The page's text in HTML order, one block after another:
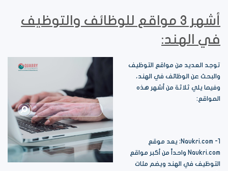
أشهر 3 مواقع للوظائف والتوظيف
في الهند:
توجد العديد من مواقع التوظيف
والبحث عن الوظائف في الهند،
وفيما يلي ثلاثة من أشهر هذه
المواقع:
1- Naukri.com: يعد موقع
Naukri.com واحداً من أكبر مواقع
التوظيف في الهند ويضم مئات